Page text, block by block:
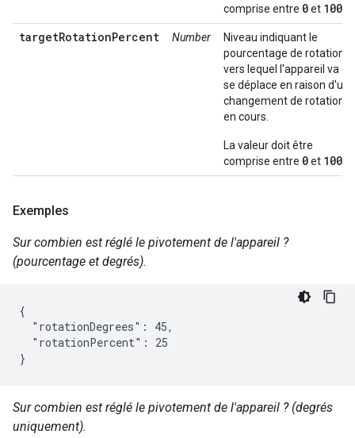
comprise entre 0et 100
targetRotationPercent Number
Niveau indiquant le
pourcentage de rotation
vers lequel l'appareil va ou
se déplace en raison d'un
changement de rotation
en cours.
La valeur doit être
comprise entre 0et 100
Exemples
Sur combien est réglé le pivotement de l'appareil ?
(pourcentage et degrés).
{
  "rotationDegrees": 45,
  "rotationPercent": 25
}
Sur combien est réglé le pivotement de l'appareil ? (degrés
uniquement).